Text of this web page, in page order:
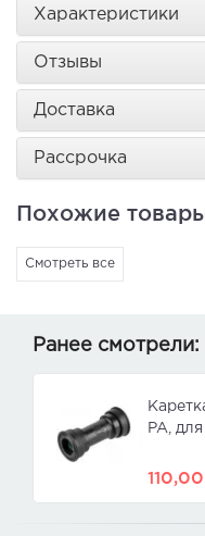
Характеристики
Отзывы
Доставка
Рассрочка
Похожие
Смотреть все
Ранее смотрели:
PA,
110,00